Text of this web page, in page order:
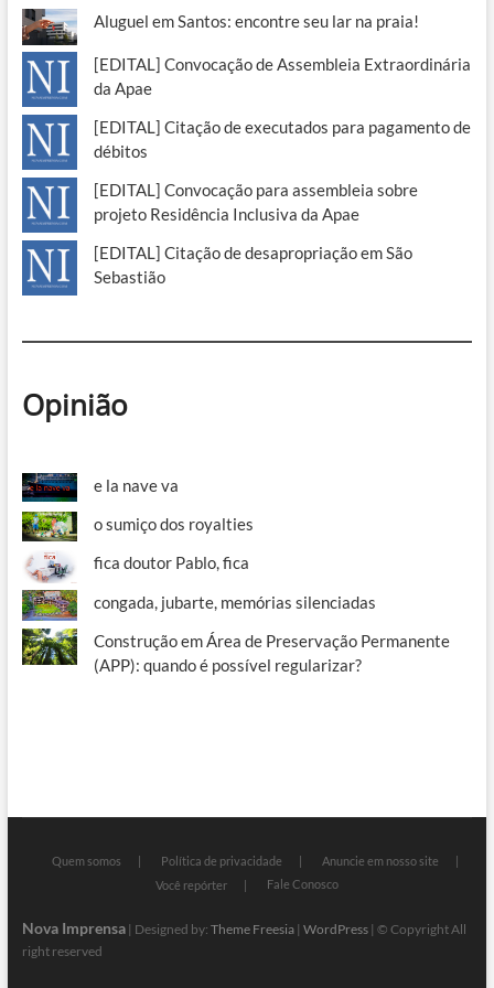
Aluguel em Santos: encontre seu lar na praia!
[EDITAL] Convocação de Assembleia Extraordinária
da Apae
[EDITAL] Citação de executados para pagamento de
débitos
[EDITAL] Convocação para assembleia sobre
projeto Residência Inclusiva da Apae
[EDITAL] Citação de desapropriação em São
Sebastião
Opinião
e la nave va
o sumiço dos royalties
fica doutor Pablo, fica
congada, jubarte, memórias silenciadas
Construção em Área de Preservação Permanente
(APP): quando é possível regularizar?
Quem somos Política de privacidade
Anuncie em nosso site
Você repórter
Fale Conosco
Nova Imprensa| Designed by: Theme Freesia| WordPress| © Copyright All
right reserved